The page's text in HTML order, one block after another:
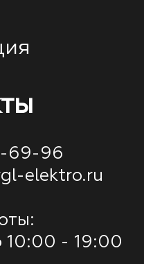
69-96
elektro.ru
10:00 - 19:00